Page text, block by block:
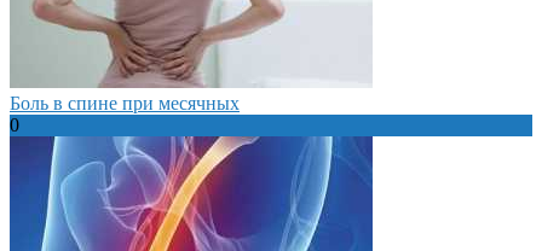
Боль в спине при месячных
0